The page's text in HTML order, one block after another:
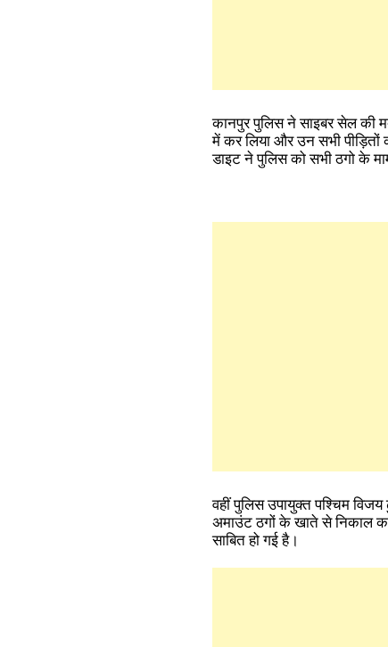
कानपुर पुलिस ने साइबर सेल की
में कर लिया और उन सभी
डाइट ने पुलिस को सभी ठगो के
वहीं पुलिस उपायुक्त पश्चिम
अमाउंट ठगों के खाते से निकाल कर
साबित हो गई है।